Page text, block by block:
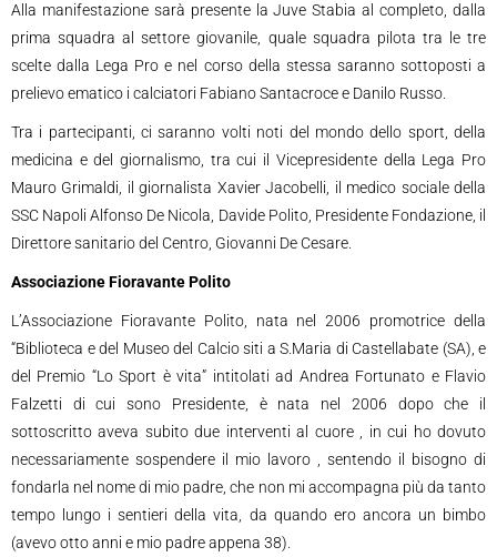
Alla manifestazione sarà presente la Juve Stabia al completo, dalla
prima squadra al settore giovanile, quale squadra pilota tra le tre
scelte dalla Lega Pro e nel corso della stessa saranno sottoposti a
prelievo ematico i calciatori Fabiano Santacroce e Danilo Russo.
Tra i partecipanti, ci saranno volti noti del mondo dello sport, della
medicina e del giornalismo, tra cui il Vicepresidente della Lega Pro
Mauro Grimaldi, il giornalista Xavier Jacobelli, il medico sociale della
SSC Napoli Alfonso De Nicola, Davide Polito, Presidente Fondazione, il
Direttore sanitario del Centro, Giovanni De Cesare.
Associazione Fioravante Polito
L’Associazione Fioravante Polito, nata nel 2006 promotrice della
“Biblioteca e del Museo del Calcio siti a S.Maria di Castellabate (SA), e
del Premio “Lo Sport è vita” intitolati ad Andrea Fortunato e Flavio
Falzetti di cui sono Presidente, è nata nel 2006 dopo che il
sottoscritto aveva subito due interventi al cuore , in cui ho dovuto
necessariamente sospendere il mio lavoro , sentendo il bisogno di
fondarla nel nome di mio padre, che non mi accompagna più da tanto
tempo lungo i sentieri della vita, da quando ero ancora un bimbo
(avevo otto anni e mio padre appena 38).